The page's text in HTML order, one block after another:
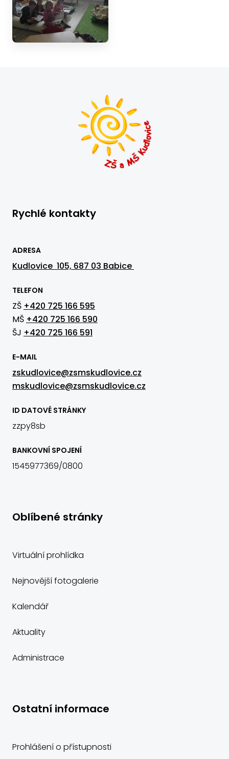
Rychlé kontakty
ADRESA
Kudlovice 105, 687 03 Babice
TELEFON
ZŠ +420 725 166 595
MŠ +420 725 166 590
ŠJ +420 725 166 591
E-MAIL
zskudlovice@zsmskudlovice.cz
mskudlovice@zsmskudlovice.cz
ID DATOVÉ STRÁNKY
zzpy8sb
BANKOVNÍ SPOJENÍ
1545977369/0800
Oblíbené stránky
Virtuální prohlídka
Nejnovější fotogalerie
Kalendář
Aktuality
Administrace
Ostatní informace
Prohlášení o přístupnosti